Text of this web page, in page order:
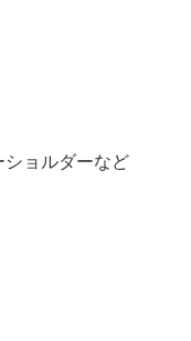
ショルダーなど